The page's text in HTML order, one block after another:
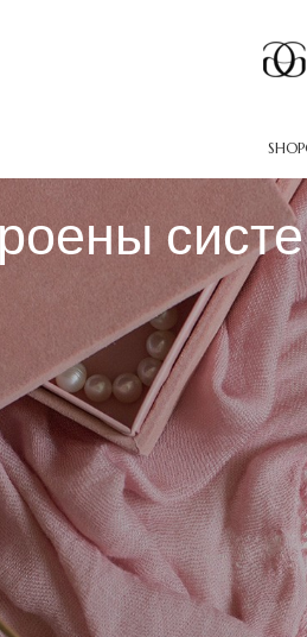
SHOP
составляют собой
незаконного применения.
входа в приложение.
полномочия доступа к
несколько модулей.
и привилегии каждому